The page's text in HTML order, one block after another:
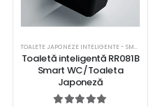
TOALETE JAPONEZE INTELIGENTE - SMART WC
Toaletă inteligentă RR081B
Smart WC/Toaleta
Japoneză